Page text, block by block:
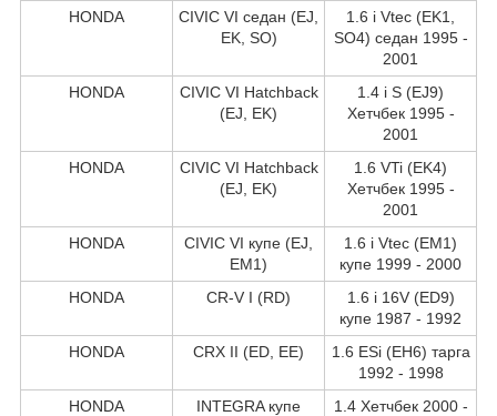
HONDA
CIVIC VI седан (EJ,
EK, SO)
1.6 i Vtec (EK1,
SO4) седан 1995 -
2001
HONDA
CIVIC VI Hatchback
(EJ, EK)
1.4 i S (EJ9)
Хетчбек 1995 -
2001
HONDA
CIVIC VI Hatchback
(EJ, EK)
1.6 VTi (EK4)
Хетчбек 1995 -
2001
HONDA
CIVIC VI купе (EJ,
EM1)
1.6 i Vtec (EM1)
купе 1999 - 2000
HONDA
CR-V I (RD)
1.6 i 16V (ED9)
купе 1987 - 1992
HONDA
CRX II (ED, EE)
1.6 ESi (EH6) тарга
1992 - 1998
HONDA
INTEGRA купе
1.4 Хетчбек 2000 -